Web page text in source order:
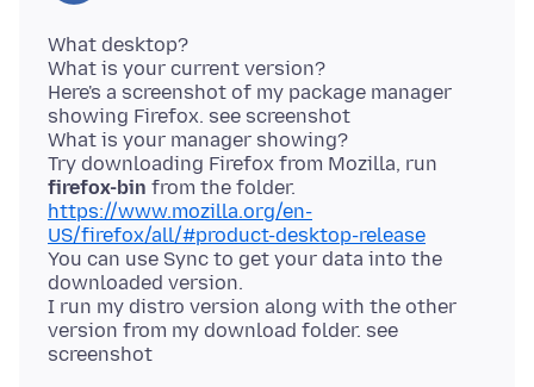
What desktop?
What is your current version?
Here's a screenshot of my package manager
showing Firefox. see screenshot
What is your manager showing?
Try downloading Firefox from Mozilla, run
firefox-bin
https://www.mozilla.org/en-
US/firefox/all/#product-desktop-release
You can use Sync to get your data into the
downloaded version.
I run my distro version along with the other
version from my download folder. see